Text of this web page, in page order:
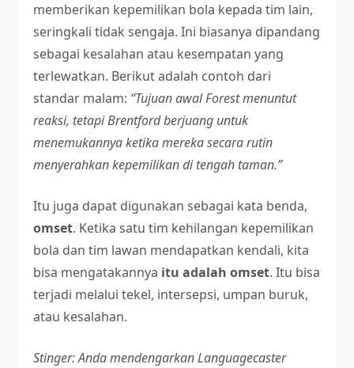
memberikan kepemilikan bola kepada tim lain,
seringkali tidak sengaja. Ini biasanya dipandang
sebagai kesalahan atau kesempatan yang
terlewatkan. Berikut adalah contoh dari
standar malam: “Tujuan awal Forest menuntut
reaksi, tetapi Brentford berjuang untuk
menemukannya ketika mereka secara rutin
menyerahkan kepemilikan di tengah taman.”
Itu juga dapat digunakan sebagai kata benda,
omset. Ketika satu tim kehilangan kepemilikan
bola dan tim lawan mendapatkan kendali, kita
bisa mengatakannya itu adalah omset. Itu bisa
terjadi melalui tekel, intersepsi, umpan buruk,
atau kesalahan.
Stinger: Anda mendengarkan Languagecaster